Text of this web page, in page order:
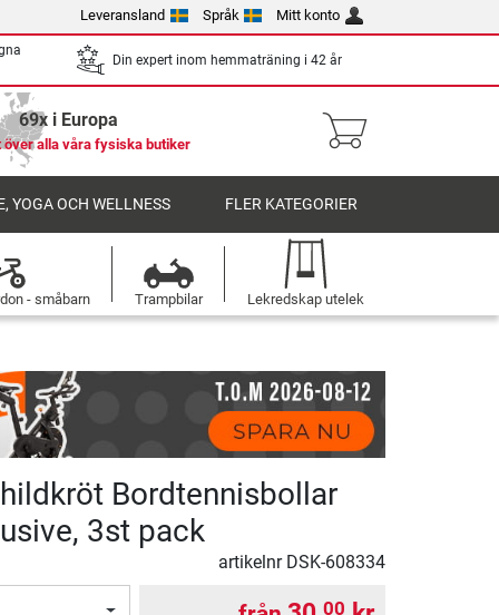
Leveransland Språk Mitt konto
Din expert inom hemmaträning i 42 år
69x i Europa
över alla våra fysiska butiker
YOGA OCH WELLNESS FLER KATEGORIER
- småbarn Trampbilar Lekredskap utelek
Bordtennisbollar
3st pack
artikelnr DSK-608334
00